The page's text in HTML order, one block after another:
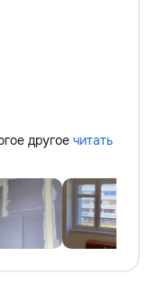
в надежных
задачу быстро и
другое читать